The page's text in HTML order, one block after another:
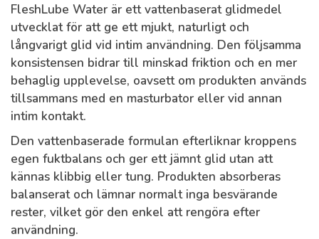
FleshLube Water är ett vattenbaserat glidmedel
utvecklat för att ge ett mjukt, naturligt och
långvarigt glid vid intim användning. Den följsamma
konsistensen bidrar till minskad friktion och en mer
behaglig upplevelse, oavsett om produkten används
tillsammans med en masturbator eller vid annan
intim kontakt.
Den vattenbaserade formulan efterliknar kroppens
egen fuktbalans och ger ett jämnt glid utan att
kännas klibbig eller tung. Produkten absorberas
balanserat och lämnar normalt inga besvärande
rester, vilket gör den enkel att rengöra efter
användning.